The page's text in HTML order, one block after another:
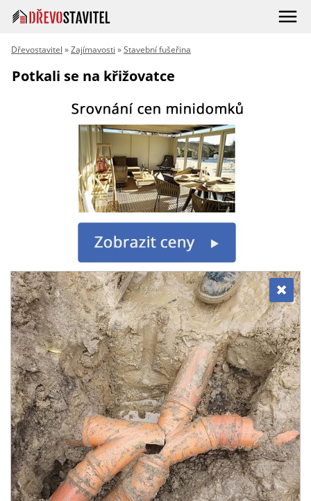
Dřevostavitel »Zajímavosti »Stavební fušeřina
Potkali se na křižovatce